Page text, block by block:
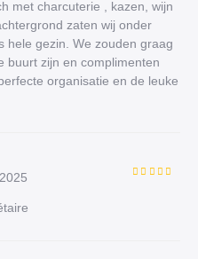
met charcuterie , kazen, wijn
zaten wij onder
hele gezin. We zouden graag
buurt zijn en complimenten
organisatie en de leuke